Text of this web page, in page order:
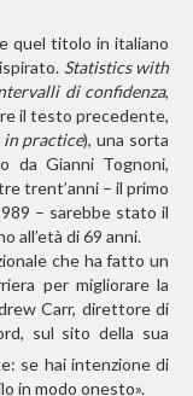
quel titolo in italiano
Statistics with
di confidenza,
il testo precedente,
in practice), una sorta
da Gianni Tognoni,
trent’anni – il primo
– sarebbe stato il
all’età di 69 anni.
che ha fatto un
per migliorare la
Carr, direttore di
sul sito della sua
se hai intenzione di
in modo onesto».